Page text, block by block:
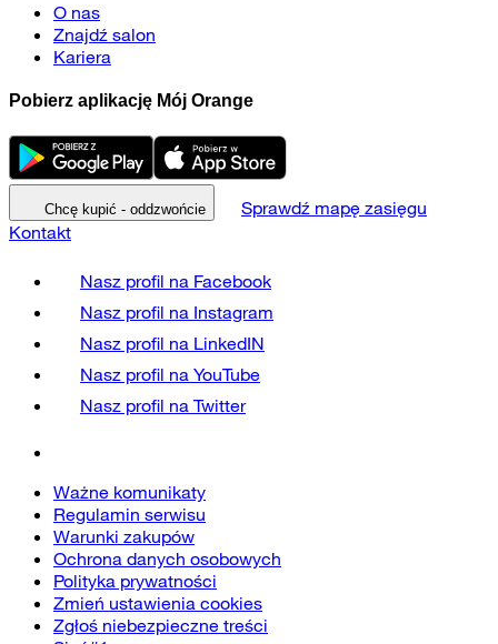
O nas
Znajdź salon
Kariera
Pobierz aplikację Mój Orange
Chcę kupić - oddzwońcie
Sprawdź mapę zasięgu
Kontakt
Nasz profil na Facebook
Nasz profil na Instagram
Nasz profil na LinkedIN
Nasz profil na YouTube
Nasz profil na Twitter
Ważne komunikaty
Regulamin serwisu
Warunki zakupów
Ochrona danych osobowych
Polityka prywatności
Zmień ustawienia cookies
Zgłoś niebezpieczne treści